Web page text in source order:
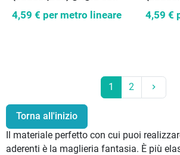
4,59 € per metro lineare
4,59 €
1 2 keyboard_arrow_right
Torna all'inizio
Il materiale perfetto con cui puoi
aderenti è la maglieria fantasia. È più